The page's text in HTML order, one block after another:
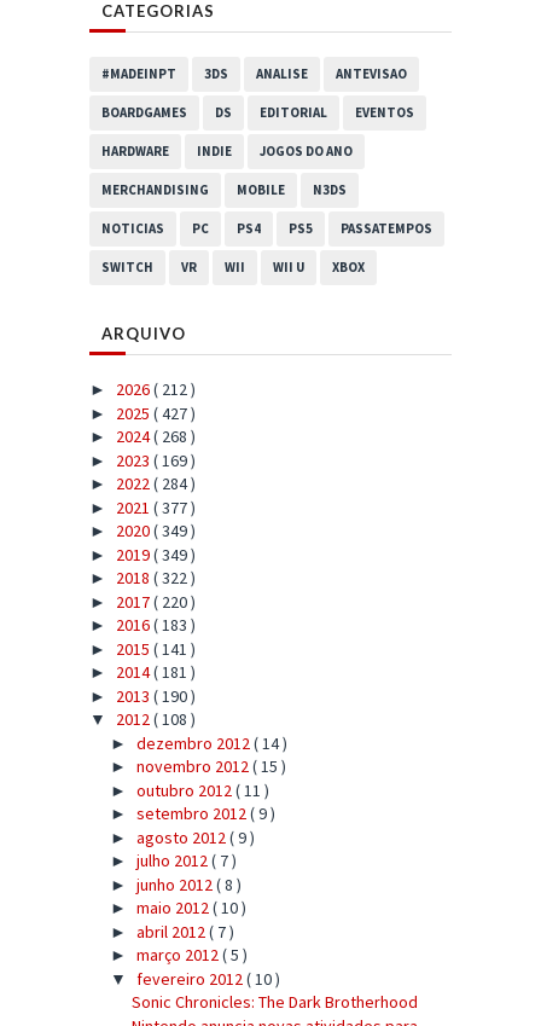
CATEGORIAS
#MADEINPT 3DS ANALISE ANTEVISAO
BOARDGAMES DS EDITORIAL EVENTOS
HARDWARE INDIE JOGOS DO ANO
MERCHANDISING MOBILE N3DS
NOTICIAS PC PS4 PS5 PASSATEMPOS
SWITCH VR WII WII U XBOX
ARQUIVO
► 2026( 212 )
► 2025 ( 427 )
► 2024( 268 )
► 2023 ( 169 )
► 2022( 284 )
► 2021 ( 377 )
► 2020( 349 )
► 2019( 349 )
► 2018 ( 322 )
► 2017( 220 )
► 2016( 183 )
► 2015 ( 141 )
► 2014( 181 )
► 2013 ( 190 )
▼ 2012( 108 )
► dezembro 2012 ( 14 )
► novembro 2012( 15 )
► outubro 2012 ( 11 )
► setembro 2012( 9 )
► agosto 2012 ( 9 )
► julho 2012( 7 )
► junho 2012 ( 8 )
► maio 2012( 10 )
► abril 2012 ( 7 )
► março 2012( 5 )
▼ fevereiro 2012 ( 10 )
Sonic Chronicles: The Dark Brotherhood